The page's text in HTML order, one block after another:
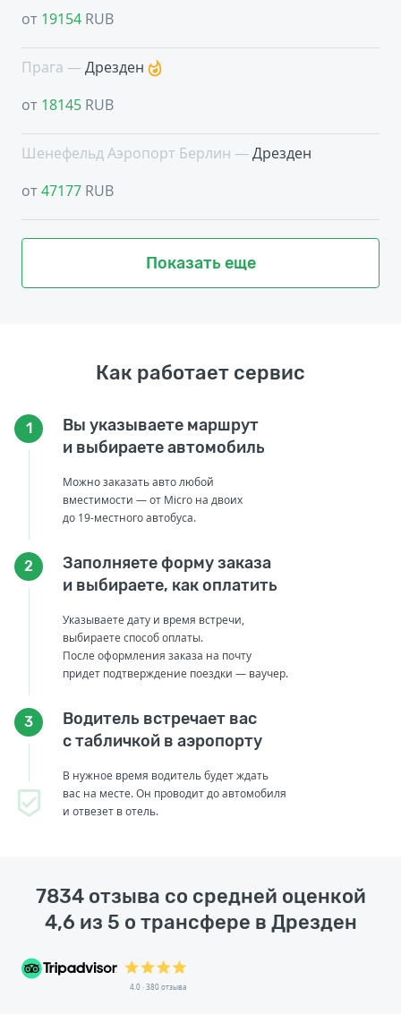
от 19154 RUB
Прага — Дрезден
от 18145 RUB
Шенефельд Аэропорт Берлин — Дрезден
от47177 RUB
Показать еще
Как работает сервис
1
Вы указываете маршрут
и выбираете автомобиль
Можно заказать авто любой
вместимости — от Micro на двоих
до 19-местного автобуса.
2
Заполняете форму заказа
и выбираете, как оплатить
Указываете дату и время встречи,
выбираете способ оплаты.
После оформления заказа на почту
придет подтверждение поездки — ваучер.
3
Водитель встречает вас
с табличкой в аэропорту
В нужное время водитель будет ждать
вас на месте. Он проводит до автомобиля
и отвезет в отель.
7834 отзыва со средней оценкой
4,6 из 5 о трансфере в Дрезден
4.0 · 380 отзыва